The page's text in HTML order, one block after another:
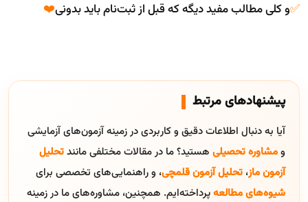
✅و کلی مطالب مفید دیگه که قبل از ثبت‌نام باید بدونی❤️
پیشنهادهای مرتبط
آیا به دنبال اطلاعات دقیق و کاربردی در زمینه آزمون‌های آزمایشی
ومشاوره تحصیلی هستید؟ ما در مقالات مختلفی مانندتحلیل
آزمون ماز، تحلیل آزمون قلمچی، و راهنمایی‌های تخصصی برای
شیوه‌های مطالعهپرداخته‌ایم. همچنین، مشاوره‌های ما در زمینه